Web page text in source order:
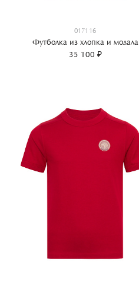
017116
Футболка из хлопка и модала
35 100 ₽